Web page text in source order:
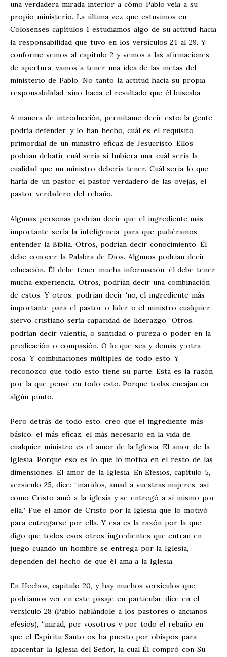
una verdadera mirada interior a cómo Pablo veía a su
propio ministerio. La última vez que estuvimos en
Colosenses capítulos 1 estudiamos algo de su actitud hacia
la responsabilidad que tuvo en los versículos 24 al 29. Y
conforme vemos al capítulo 2 y vemos a las afirmaciones
de apertura, vamos a tener una idea de las metas del
ministerio de Pablo. No tanto la actitud hacia su propia
responsabilidad, sino hacia el resultado que él buscaba.
A manera de introducción, permítame decir esto: la gente
podría defender, y lo han hecho, cuál es el requisito
primordial de un ministro eficaz de Jesucristo. Ellos
podrían debatir cuál sería si hubiera una, cuál sería la
cualidad que un ministro debería tener. Cuál sería lo que
haría de un pastor el pastor verdadero de las ovejas, el
pastor verdadero del rebaño.
Algunas personas podrían decir que el ingrediente más
importante sería la inteligencia, para que pudiéramos
entender la Biblia. Otros, podrían decir conocimiento. Él
debe conocer la Palabra de Dios. Algunos podrían decir
educación. Él debe tener mucha información, él debe tener
mucha experiencia. Otros, podrían decir una combinación
de estos. Y otros, podrían decir ‘no, el ingrediente más
importante para el pastor o líder o el ministro cualquier
siervo cristiano sería capacidad de liderazgo.’ Otros,
podrían decir valentía, o santidad o pureza o poder en la
predicación o compasión. O lo que sea y demás y otra
cosa. Y combinaciones múltiples de todo esto. Y
reconozco que todo esto tiene su parte. Esta es la razón
por la que pensé en todo esto. Porque todas encajan en
algún punto.
Pero detrás de todo esto, creo que el ingrediente más
básico, el más eficaz, el más necesario en la vida de
cualquier ministro es el amor de la Iglesia. El amor de la
Iglesia. Porque eso es lo que lo motiva en el resto de las
dimensiones. El amor de la Iglesia. En Efesios, capítulo 5,
versículo 25, dice: “maridos, amad a vuestras mujeres, así
como Cristo amó a la iglesia y se entregó a sí mismo por
ella.” Fue el amor de Cristo por la Iglesia que lo motivó
para entregarse por ella. Y esa es la razón por la que
digo que todos esos otros ingredientes que entran en
juego cuando un hombre se entrega por la Iglesia,
dependen del hecho de que él ama a la Iglesia.
En Hechos, capítulo 20, y hay muchos versículos que
podríamos ver en este pasaje en particular, dice en el
versículo 28 (Pablo hablándole a los pastores o ancianos
efesios), “mirad, por vosotros y por todo el rebaño en
que el Espíritu Santo os ha puesto por obispos para
apacentar la Iglesia del Señor, la cual Él compró con Su